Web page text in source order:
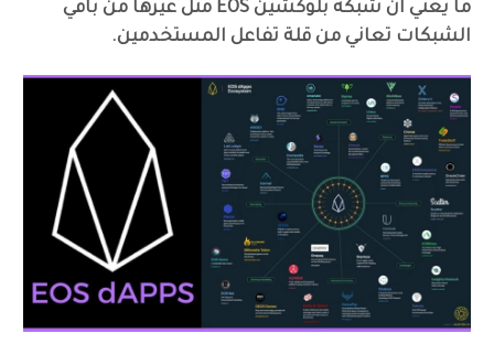
ما يعني أن شبكة بلوكشين EOS مثل غيرها من باقي
الشبكات تعاني من قلة تفاعل المستخدمين.